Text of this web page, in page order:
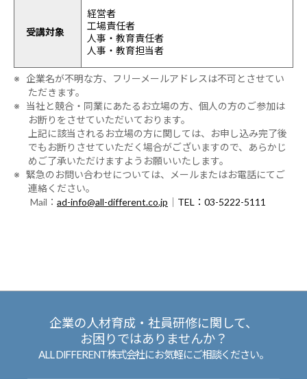
受講対象
経営者
工場責任者
人事・教育責任者
人事・教育担当者
※ 企業名が不明な方、フリーメールアドレスは不可とさせてい
ただきます。
※ 当社と競合・同業にあたるお立場の方、個人の方のご参加は
お断りをさせていただいております。
上記に該当されるお立場の方に関しては、お申し込み完了後
でもお断りさせていただく場合がございますので、あらかじ
めご了承いただけますようお願いいたします。
※ 緊急のお問い合わせについては、メールまたはお電話にてご
連絡ください。
Mail： ad-info@all-different.co.jp TEL：03-5222-5111
企業の人材育成・社員研修に関して、
お困りではありませんか？
ALL DIFFERENT株式会社にお気軽にご相談ください。